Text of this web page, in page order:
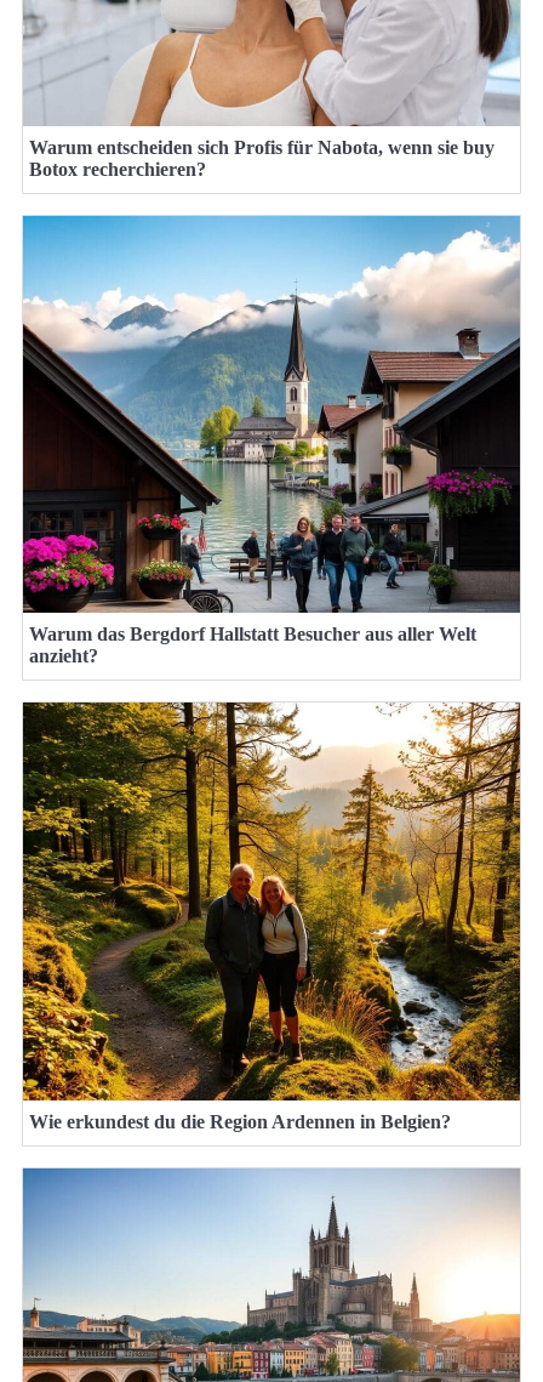
Warum entscheiden sich Profis für Nabota, wenn sie buy
Botox recherchieren?
Warum das Bergdorf Hallstatt Besucher aus aller Welt
anzieht?
Wie erkundest du die Region Ardennen in Belgien?